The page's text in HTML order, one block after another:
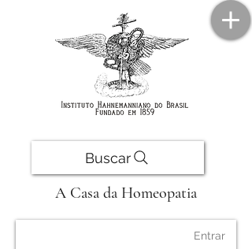
Buscar
A Casa da Homeopatia
Entrar